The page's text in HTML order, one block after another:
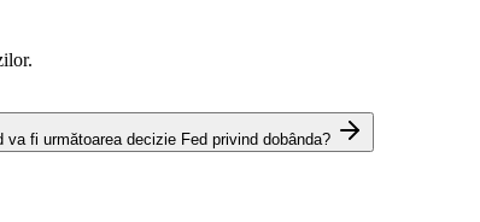
va fi următoarea decizie Fed privind dobânda?